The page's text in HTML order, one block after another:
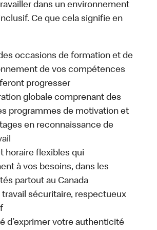
dans un environnement
Ce que cela signifie en
occasions de formation et de
de vos compétences
progresser
globale comprenant des
programmes de motivation et
en reconnaissance de
horaire flexibles qui
à vos besoins, dans les
partout au Canada
travail sécuritaire, respectueux
d’exprimer votre authenticité